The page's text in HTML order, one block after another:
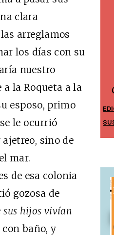
clara
arreglamos
los días con su
nuestro
la Roqueta a la
esposo, primo
le ocurrió
sino de
mar.
de esa colonia
gozosa de
sus hijos vivían
baño, y
los márgenes